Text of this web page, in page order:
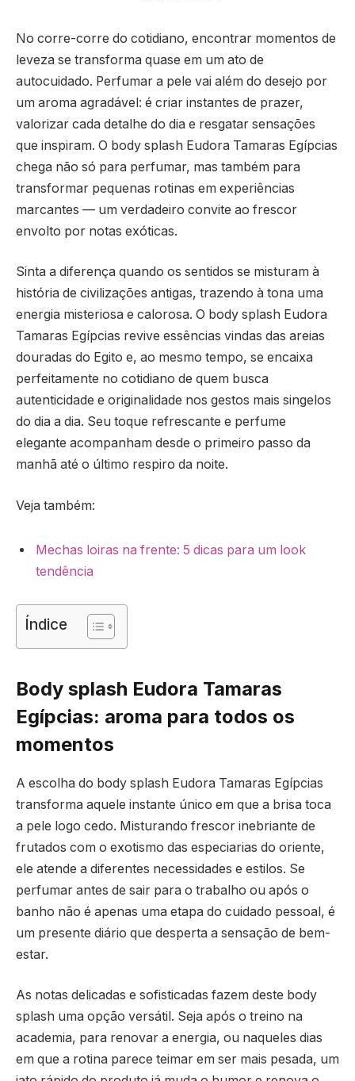
No corre-corre do cotidiano, encontrar momentos de
leveza se transforma quase em um ato de
autocuidado. Perfumar a pele vai além do desejo por
um aroma agradável: é criar instantes de prazer,
valorizar cada detalhe do dia e resgatar sensações
que inspiram. O body splash Eudora Tamaras Egípcias
chega não só para perfumar, mas também para
transformar pequenas rotinas em experiências
marcantes — um verdadeiro convite ao frescor
envolto por notas exóticas.
Sinta a diferença quando os sentidos se misturam à
história de civilizações antigas, trazendo à tona uma
energia misteriosa e calorosa. O body splash Eudora
Tamaras Egípcias revive essências vindas das areias
douradas do Egito e, ao mesmo tempo, se encaixa
perfeitamente no cotidiano de quem busca
autenticidade e originalidade nos gestos mais singelos
do dia a dia. Seu toque refrescante e perfume
elegante acompanham desde o primeiro passo da
manhã até o último respiro da noite.
Veja também:
Mechas loiras na frente: 5 dicas para um look
tendência
Índice
Body splash Eudora Tamaras
Egípcias: aroma para todos os
momentos
A escolha do body splash Eudora Tamaras Egípcias
transforma aquele instante único em que a brisa toca
a pele logo cedo. Misturando frescor inebriante de
frutados com o exotismo das especiarias do oriente,
ele atende a diferentes necessidades e estilos. Se
perfumar antes de sair para o trabalho ou após o
banho não é apenas uma etapa do cuidado pessoal, é
um presente diário que desperta a sensação de bem-
estar.
As notas delicadas e sofisticadas fazem deste body
splash uma opção versátil. Seja após o treino na
academia, para renovar a energia, ou naqueles dias
em que a rotina parece teimar em ser mais pesada, um